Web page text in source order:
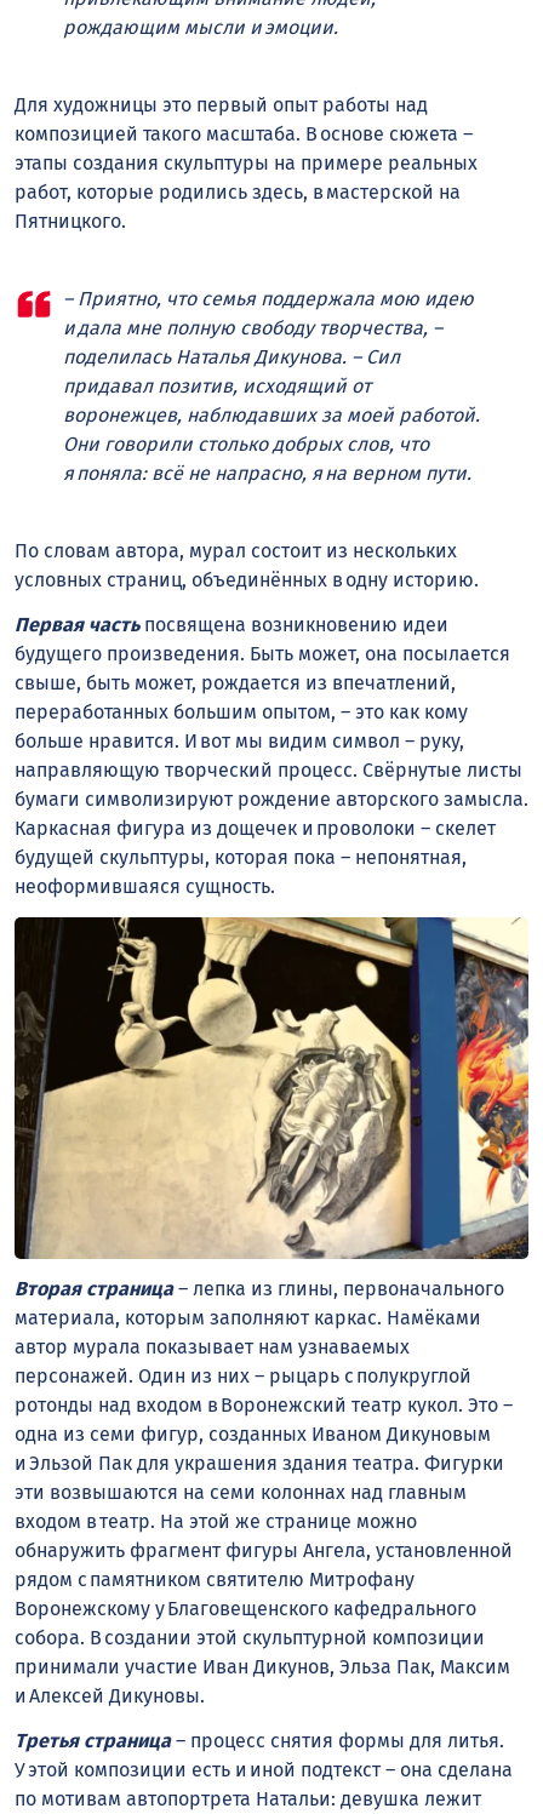
рождающим мысли и эмоции.
Для художницы это первый опыт работы над
композицией такого масштаба. В основе сюжета –
этапы создания скульптуры на примере реальных
работ, которые родились здесь, в мастерской на
Пятницкого.
– Приятно, что семья поддержала мою идею
и дала мне полную свободу творчества, –
поделилась Наталья Дикунова. – Сил
придавал позитив, исходящий от
воронежцев, наблюдавших за моей работой.
Они говорили столько добрых слов, что
я поняла: всё не напрасно, я на верном пути.
По словам автора, мурал состоит из нескольких
условных страниц, объединённых в одну историю.
Первая частьпосвящена возникновению идеи
будущего произведения. Быть может, она посылается
свыше, быть может, рождается из впечатлений,
переработанных большим опытом, – это как кому
больше нравится. И вот мы видим символ – руку,
направляющую творческий процесс. Свёрнутые листы
бумаги символизируют рождение авторского замысла.
Каркасная фигура из дощечек и проволоки – скелет
будущей скульптуры, которая пока – непонятная,
неоформившаяся сущность.
Вторая страница– лепка из глины, первоначального
материала, которым заполняют каркас. Намёками
автор мурала показывает нам узнаваемых
персонажей. Один из них – рыцарь с полукруглой
ротонды над входом в Воронежский театр кукол. Это –
одна из семи фигур, созданных Иваном Дикуновым
и Эльзой Пак для украшения здания театра. Фигурки
эти возвышаются на семи колоннах над главным
входом в театр. На этой же странице можно
обнаружить фрагмент фигуры Ангела, установленной
рядом с памятником святителю Митрофану
Воронежскому у Благовещенского кафедрального
собора. В создании этой скульптурной композиции
принимали участие Иван Дикунов, Эльза Пак, Максим
и Алексей Дикуновы.
Третья страница– процесс снятия формы для литья.
У этой композиции есть и иной подтекст – она сделана
по мотивам автопортрета Натальи: девушка лежит